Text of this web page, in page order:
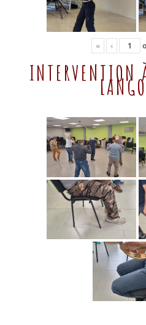
« ‹
INTERVENTION